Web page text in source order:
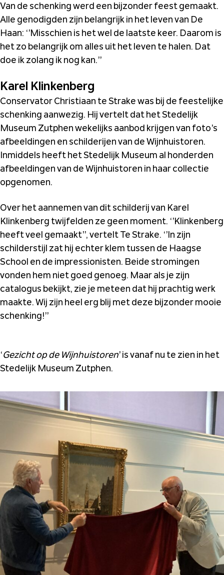
Van de schenking werd een bijzonder feest gemaakt.
Alle genodigden zijn belangrijk in het leven van De
Haan: ‘’Misschien is het wel de laatste keer. Daarom is
het zo belangrijk om alles uit het leven te halen. Dat
doe ik zolang ik nog kan.’’
Karel Klinkenberg
Conservator Christiaan te Strake was bij de feestelijke
schenking aanwezig. Hij vertelt dat het Stedelijk
Museum Zutphen wekelijks aanbod krijgen van foto’s
afbeeldingen en schilderijen van de Wijnhuistoren.
Inmiddels heeft het Stedelijk Museum al honderden
afbeeldingen van de Wijnhuistoren in haar collectie
opgenomen.
Over het aannemen van dit schilderij van Karel
Klinkenberg twijfelden ze geen moment. ‘’Klinkenberg
heeft veel gemaakt’’, vertelt Te Strake. ‘’In zijn
schilderstijl zat hij echter klem tussen de Haagse
School en de impressionisten. Beide stromingen
vonden hem niet goed genoeg. Maar als je zijn
catalogus bekijkt, zie je meteen dat hij prachtig werk
maakte. Wij zijn heel erg blij met deze bijzonder mooie
schenking!’’
‘Gezicht op de Wijnhuistoren’ is vanaf nu te zien in het
Stedelijk Museum Zutphen.